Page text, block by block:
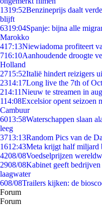
1319:52Benzineprijs daalt
blijft
6319:04Spanje: bijna alle
Marokko
417:13Niewiadoma profiteert
716:10Aanhoudende droogte
Holland
2715:52Italië hindert reizigers
2314:17Long live the 7th of
214:11Nieuw te streamen in
114:08Excelsior opent seizoen
Cambuur
6013:58Waterschappen slaan
leeg
3713:13Random Pics van de
1612:43Meta krijgt half miljard
4208/08Voedselprijzen
2908/08Kabinet geeft bedrijven
laagwater
608/08Trailers kijken: de
Forum
Forum